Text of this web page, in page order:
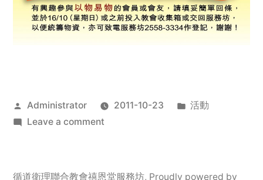
Posted
by
Administrator 2011-10-23
Posted
活動
Leave a commenton
服
循道衛理聯合教會禧恩堂服務坊, Proudly powered by